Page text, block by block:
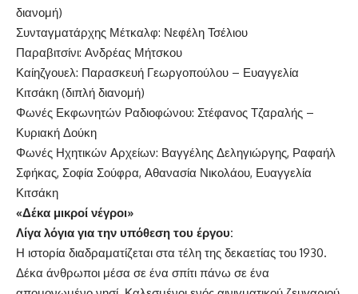
διανομή)
Συνταγματάρχης Μέτκαλφ: Νεφέλη Τσέλιου
Παραβιτσίνι: Ανδρέας Μήτσκου
Καίηζγουελ: Παρασκευή Γεωργοπούλου – Ευαγγελία
Κιτσάκη (διπλή διανομή)
Φωνές Εκφωνητών Ραδιοφώνου: Στέφανος Τζαραλής –
Κυριακή Δούκη
Φωνές Ηχητικών Αρχείων: Βαγγέλης Δεληγιώργης, Ραφαήλ
Σφήκας, Σοφία Σούφρα, Αθανασία Νικολάου, Ευαγγελία
Κιτσάκη
«Δέκα μικροί νέγροι»
Λίγα λόγια για την υπόθεση του έργου:
Η ιστορία διαδραματίζεται στα τέλη της δεκαετίας του 1930.
Δέκα άνθρωποι μέσα σε ένα σπίτι πάνω σε ένα